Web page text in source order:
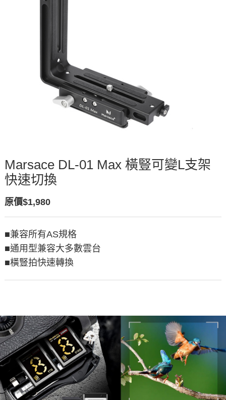
Marsace DL-01 Max 橫豎可變L支架
快速切換
原價$1,980
■兼容所有AS規格
■通用型兼容大多數雲台
■橫豎拍快速轉換